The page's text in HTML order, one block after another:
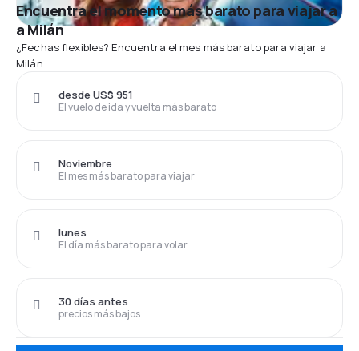
Encuentra el momento más barato para viajar a
a Milán
¿Fechas flexibles? Encuentra el mes más barato para viajar a
Milán
El vuelo de ida y vuelta más barato
desde US$ 951
El mes más barato para viajar
Noviembre
El día más barato para volar
lunes
precios más bajos
30 días antes